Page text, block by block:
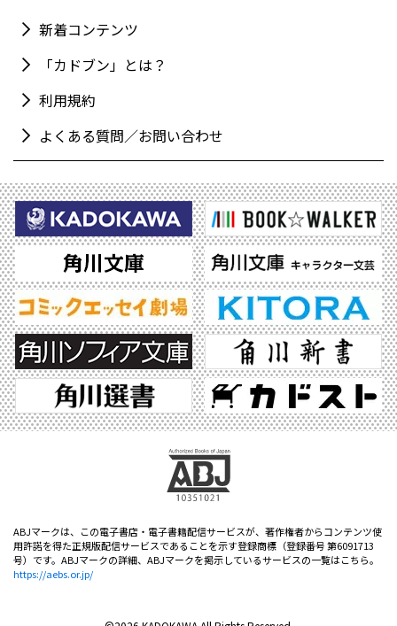
新着コンテンツ
「カドブン」とは？
利用規約
よくある質問／お問い合わせ
ABJマークは、この電子書店・電子書籍配信サービスが、著作権者からコンテンツ使
用許諾を得た正規版配信サービスであることを示す登録商標（登録番号 第6091713
号）です。ABJマークの詳細、ABJマークを掲示しているサービスの一覧はこちら。
https://aebs.or.jp/